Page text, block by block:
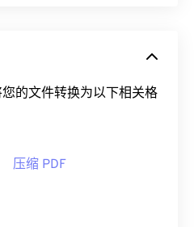
的文件转换为以下相关格
压缩 PDF